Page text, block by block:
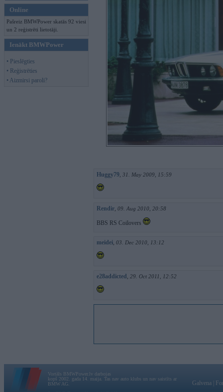
Online
Pašreiz BMWPower skatās 92 viesi
un 2 reģistrēti lietotāji.
Ienākt BMWPower
• Pieslēgties
• Reģistrēties
• Aizmirsi paroli?
Huggy79, 31. May 2009, 15:59
Rendir, 09. Aug 2010, 20:58
BBS RS Coilovers
meidei, 03. Dec 2010, 13:12
e28addicted , 29. Oct 2011, 12:52
Vortāls BMWPower.lv darbojas
kopš 2002. gada 14. maija. Tas nav auto klubs un nav saistīts ar
BMW AG.
Galvena